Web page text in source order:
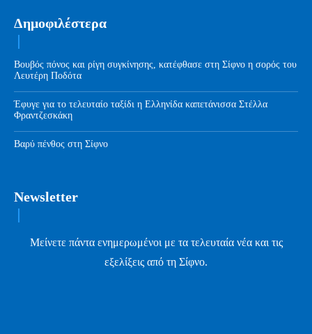
Δημοφιλέστερα
Βουβός πόνος και ρίγη συγκίνησης, κατέφθασε στη Σίφνο η σορός του
Λευτέρη Ποδότα
Έφυγε για το τελευταίο ταξίδι η Ελληνίδα καπετάνισσα Στέλλα
Φραντζεσκάκη
Βαρύ πένθος στη Σίφνο
Newsletter
Μείνετε πάντα ενημερωμένοι με τα τελευταία νέα και τις
εξελίξεις από τη Σίφνο.